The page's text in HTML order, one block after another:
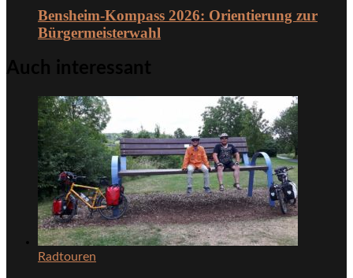
Bensheim-Kompass 2026: Orientierung zur
Bürgermeisterwahl
Auch interessant
Radtouren